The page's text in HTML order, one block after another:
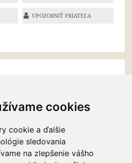
cookies
cookie a ďalšie
sledovania
na zlepšenie vášho
UPOZORNIŤ PRIATEĽA
RÝCHLE MENU
Ako balíme Vaše šperky
Kontaktujte nás